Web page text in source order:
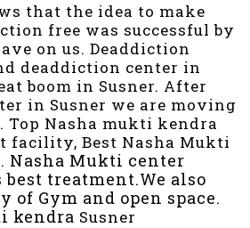
that the idea to make
free was successful by
on us. Deaddiction
deaddiction center in
boom in Susner. After
in Susner we are moving
Top Nasha mukti kendra
facility, Best Nasha Mukti
Nasha Mukti center
best treatment.We also
Gym and open space.
kendra Susner